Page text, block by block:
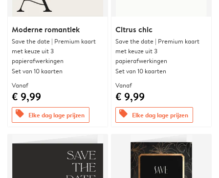
Moderne romantiek
Save the date | Premium kaart
met keuze uit 3
papierafwerkingen
Set van 10 kaarten
Vanaf
€ 9,99
offers Elke dag lage prijzen
Citrus chic
Save the date | Premium kaart
met keuze uit 3
papierafwerkingen
Set van 10 kaarten
Vanaf
€ 9,99
offers Elke dag lage prijzen